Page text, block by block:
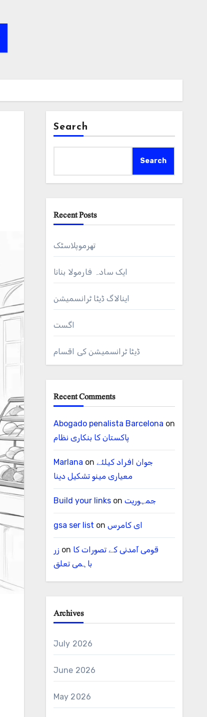
Search
Search
Recent Posts
تھرموپلاسٹک
ایک سادہ فارمولا بنانا
اینالاگ ڈیٹا ٹرانسمیشن
اگست
ڈیٹا ٹرانسمیشن کی اقسام
Recent Comments
Abogado penalista Barcelona on
پاکستان کا بنکاری نظام
Marlana on جوان افراد کیلئے
معیاری مینو تشکیل دینا
Build your linkson جمہوریت
gsa ser list on ای کامرس
زر on قومی آمدنی کے تصورات کا
باہمی تعلق
Archives
July 2026
June 2026
May 2026